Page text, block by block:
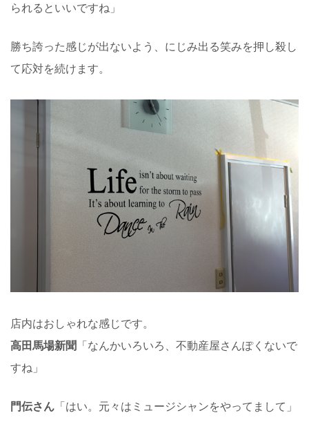
られるといいですね」
勝ち誇った感じが出ないよう、にじみ出る笑みを押し殺し
て応対を続けます。
店内はおしゃれな感じです。
高田馬場新聞 「なんかいろいろ、不動産屋さんぽくないで
すね」
門伝さん 「はい。元々はミュージシャンをやってまして」